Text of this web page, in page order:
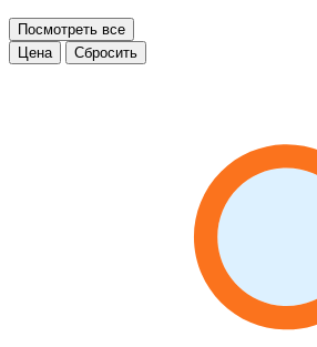
Посмотреть все
Цена
Сбросить